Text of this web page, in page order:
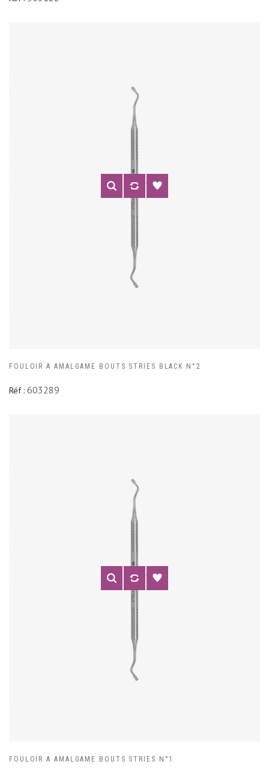
FOULOIR A AMALGAME BOUTS STRIES BLACK N°2
Réf : 603289
FOULOIR A AMALGAME BOUTS STRIES N°1